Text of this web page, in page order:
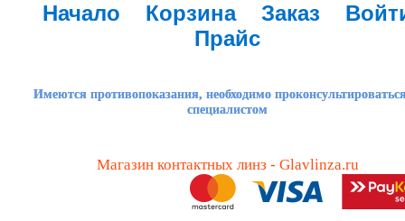
Начало Корзина Заказ
Прайс
Имеются противопоказания, необходимо
специалистом
Магазин контактных линз - Glavlinza.ru